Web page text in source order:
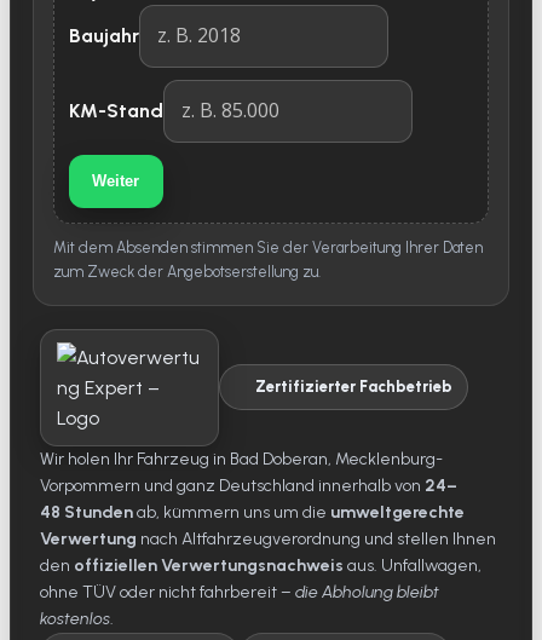
Baujahr
KM-Stand
Weiter
Mit dem Absenden stimmen Sie der Verarbeitung Ihrer Daten
zum Zweck der Angebotserstellung zu.
Zertifizierter Fachbetrieb
Wir holen Ihr Fahrzeug in Bad Doberan, Mecklenburg-
Vorpommern und ganz Deutschland innerhalb von 24–
48 Stundenab, kümmern uns um die umweltgerechte
Verwertung nach Altfahrzeugverordnung und stellen Ihnen
den offiziellen Verwertungsnachweis aus. Unfallwagen,
ohne TÜV oder nicht fahrbereit – die Abholung bleibt
kostenlos.